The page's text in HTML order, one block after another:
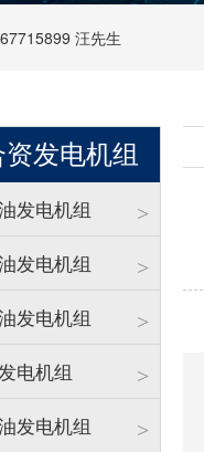
汪先生
资发电机组
发电机组 >
发电机组 >
发电机组 >
电机组 >
发电机组 >